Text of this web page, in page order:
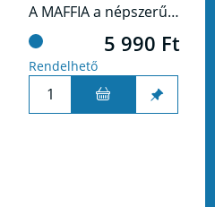
A MAFFIA a népszerű csapatjáték lebilincselő társas változata. Gyerekek és felnőttek egyaránt élvezik, táborozáskor vagy az iskolában, bulin, családi eseményeken, csapatépítő tréningeken. Eredeti szabályaival nagyobb csoportok számára teszi lehetővé a közös játékot.
5 990 Ft
Rendelhető